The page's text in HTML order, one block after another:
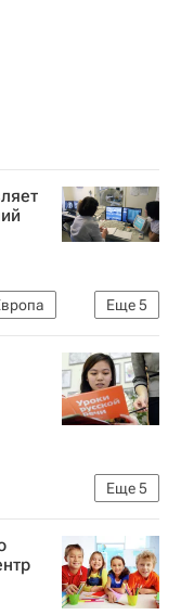
Еще5
Министерство здравоохранения РФ (Минздрав России)
Еще5